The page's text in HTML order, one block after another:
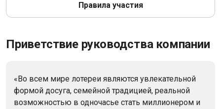
Правила участия
Приветствие руководства компании
«Во всем мире лотереи являются увлекательной
формой досуга, семейной традицией, реальной
возможностью в одночасье стать миллионером и